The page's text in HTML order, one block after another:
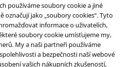
používáme soubory cookie a jiné
označují jako „soubory cookies“. Tyto
informace o uživatelích,
soubory cookie umísťujeme my,
My a naši partneři používáme
a bezpečnosti naší webové
vašich nákupních zkušeností,